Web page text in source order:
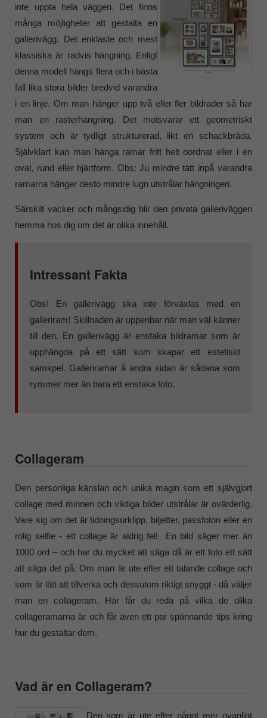
inte uppta hela väggen. Det finns
många möjligheter att gestalta en
gallerivägg. Det enklaste och mest
klassiska är radvis hängning. Enligt
denna modell hängs flera och i bästa
fall lika stora bilder bredvid varandra
i en linje. Om man hänger upp två eller fler bildrader så har
man en rasterhängning. Det motsvarar ett geometriskt
system och är tydligt strukturerad, likt en schackbräda.
Självklart kan man hänga ramar fritt helt oordnat eller i en
oval, rund eller hjärtform. Obs: Ju mindre tätt inpå varandra
ramarna hänger desto mindre lugn utstrålar hängningen.
Särskilt vacker och mångsidig blir den privata galleriväggen
hemma hos dig om det är olika innehåll.
Intressant Fakta
Obs! En gallerivägg ska inte förväxlas med en
galleriram! Skillnaden är uppenbar när man väl känner
till den. En gallerivägg är enstaka bildramar som är
upphängda på ett sätt som skapar ett estetiskt
samspel. Galleriramar å andra sidan är sådana som
rymmer mer än bara ett enstaka foto.
Collageram
Den personliga känslan och unika magin som ett självgjort
collage med minnen och viktiga bilder utstrålar är ovärderlig.
Vare sig om det är tidningsurklipp, biljetter, passfoton eller en
rolig selfie - ett collage är aldrig fel! En bild säger mer än
1000 ord – och har du mycket att säga då är ett foto ett sätt
att säga det på. Om man är ute efter ett talande collage och
som är lätt att tillverka och dessutom riktigt snyggt - då väljer
man en collageram. Här får du reda på vilka de olika
collageramarna är och får även ett par spännande tips kring
hur du gestaltar dem.
Vad är en Collageram?
Den som är ute efter något mer ovanligt